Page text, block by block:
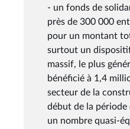
- un fonds de
près de 300 000
pour un montant
surtout un
massif, le plus
bénéficié à 1,4
secteur de la
début de la
un nombre quasi-